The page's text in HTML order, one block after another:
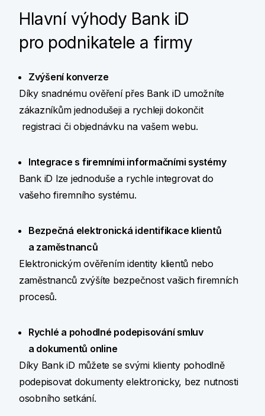
Hlavní výhody Bank iD
pro podnikatele a firmy
Zvýšení konverze
Díky snadnému ověření přes Bank iD umožníte
zákazníkům jednodušeji a rychleji dokončit
registraci či objednávku na vašem webu.
Integrace s firemními informačními systémy
Bank iD lze jednoduše a rychle integrovat do
vašeho firemního systému.
Bezpečná elektronická identifikace klientů
a zaměstnanců
Elektronickým ověřením identity klientů nebo
zaměstnanců zvýšíte bezpečnost vašich firemních
procesů.
Rychlé a pohodlné podepisování smluv
a dokumentů online
Díky Bank iD můžete se svými klienty pohodlně
podepisovat dokumenty elektronicky, bez nutnosti
osobního setkání.